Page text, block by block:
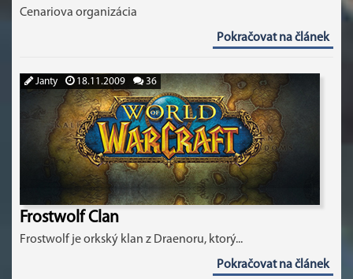
Cenariova organizácia
Pokračovat na článek
Janty 18.11.2009 36
Frostwolf Clan
Frostwolf je orkský klan z Draenoru, ktorý...
Pokračovat na článek